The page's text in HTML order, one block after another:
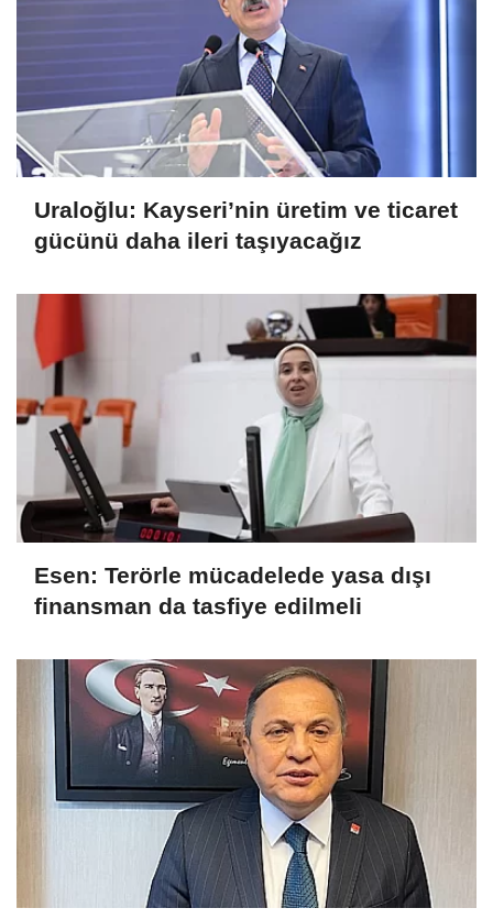
Uraloğlu: Kayseri’nin üretim ve ticaret
gücünü daha ileri taşıyacağız
Esen: Terörle mücadelede yasa dışı
finansman da tasfiye edilmeli